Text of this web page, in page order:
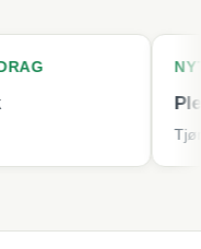
NYTT